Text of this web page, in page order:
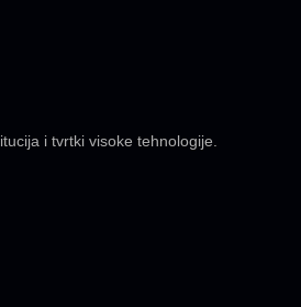
i tvrtki visoke tehnologije.